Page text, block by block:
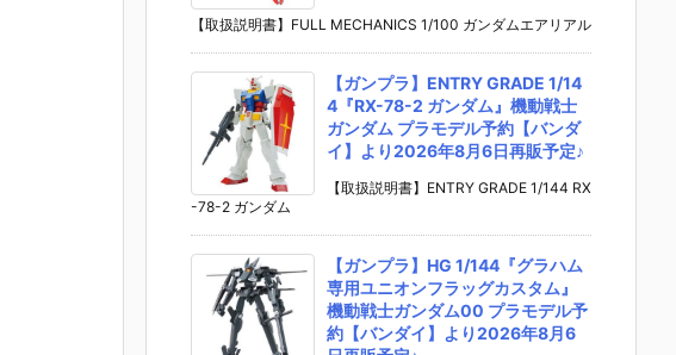
【取扱説明書】FULL MECHANICS 1/100 ガンダムエアリアル
【ガンプラ】ENTRY GRADE 1/14
4『RX-78-2 ガンダム』機動戦士
ガンダム プラモデル予約【バンダ
イ】より2026年8月6日再販予定♪
【取扱説明書】ENTRY GRADE 1/144 RX
-78-2 ガンダム
【ガンプラ】HG 1/144『グラハム
専用ユニオンフラッグカスタム』
機動戦士ガンダム00 プラモデル予
約【バンダイ】より2026年8月6